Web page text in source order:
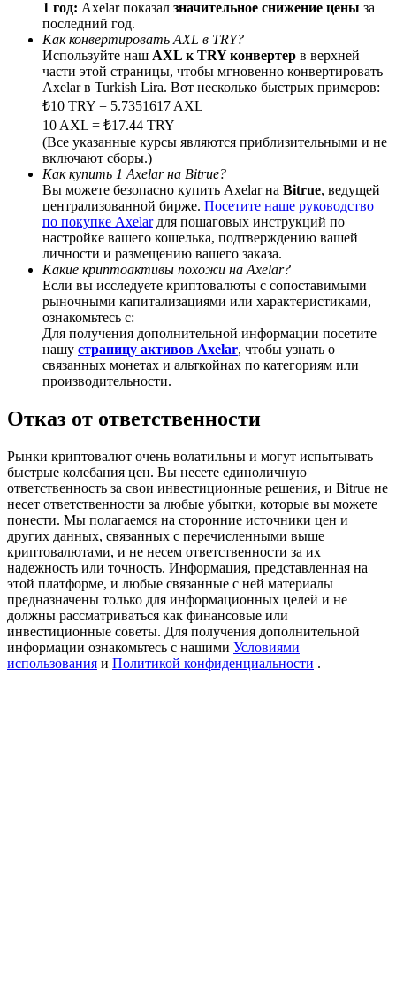
BTC Welcome Rewards
Deposit & Trade BTC to Share 25000 USDT prize pool!
Deposit CASHCAT & Win
Share 500000 CASHCAT prize pool
Exclusive for BitMart Users
Register & Trade to Win 500,000 USDT
USDT New User Exclusive 10% APR
USDT Flexible Staking | Daily Rewards
BTC New User Exclusive: 6.5% APR
BTC Flexible Staking | Daily Rewards
1 год: Axelar показал значительное снижение цены за
последний год.
Как конвертировать AXL в TRY?
Используйте наш AXL к TRY конвертер в верхней
части этой страницы, чтобы мгновенно конвертировать
Axelar в Turkish Lira. Вот несколько быстрых примеров:
₺10 TRY = 5.7351617 AXL
10 AXL = ₺17.44 TRY
(Все указанные курсы являются приблизительными и не
включают сборы.)
Как купить 1 Axelar на Bitrue?
Вы можете безопасно купить Axelar на Bitrue, ведущей
централизованной бирже. Посетите наше руководство
по покупке Axelarдля пошаговых инструкций по
настройке вашего кошелька, подтверждению вашей
личности и размещению вашего заказа.
Какие криптоактивы похожи на Axelar?
Если вы исследуете криптовалюты с сопоставимыми
рыночными капитализациями или характеристиками,
ознакомьтесь с:
Для получения дополнительной информации посетите
нашу страницу активов Axelar, чтобы узнать о
связанных монетах и альткойнах по категориям или
производительности.
Отказ от ответственности
Рынки криптовалют очень волатильны и могут испытывать
быстрые колебания цен. Вы несете единоличную
ответственность за свои инвестиционные решения, и Bitrue не
несет ответственности за любые убытки, которые вы можете
понести. Мы полагаемся на сторонние источники цен и
других данных, связанных с перечисленными выше
криптовалютами, и не несем ответственности за их
надежность или точность. Информация, представленная на
этой платформе, и любые связанные с ней материалы
предназначены только для информационных целей и не
должны рассматриваться как финансовые или
инвестиционные советы. Для получения дополнительной
информации ознакомьтесь с нашими Условиями
использования и Политикой конфиденциальности .